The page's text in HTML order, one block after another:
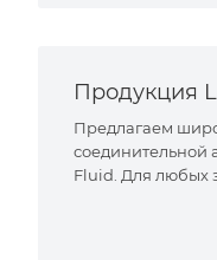
Продукция
Предлагаем
соединительной
Fluid. Для любых